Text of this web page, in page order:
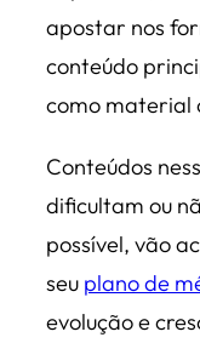
apostar nos
conteúdo
como material
Conteúdos
dificultam ou
possível, vão
seu plano de
evolução e